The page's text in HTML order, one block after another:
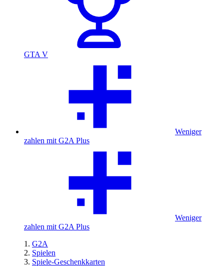
GTA V
Weniger
zahlen mit G2A Plus
Weniger
zahlen mit G2A Plus
G2A
Spielen
Spiele-Geschenkkarten